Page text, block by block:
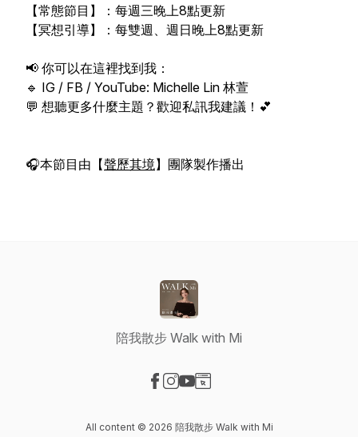
【常態節目】：每週三晚上8點更新
【冥想引導】：每雙週、週日晚上8點更新
📢 你可以在這裡找到我：
🔹 IG / FB / YouTube: Michelle Lin 林萱
💬 想聽更多什麼主題？歡迎私訊我建議！💕
🎧本節目由【聲歷其境】團隊製作播出
陪我散步 Walk with Mi
All content © 2026 陪我散步 Walk with Mi